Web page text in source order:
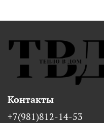
Контакты
+7(981)812-14-53